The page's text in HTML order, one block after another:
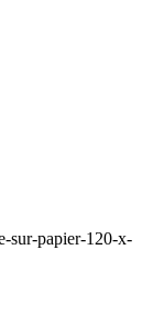
sur-papier-120-x-